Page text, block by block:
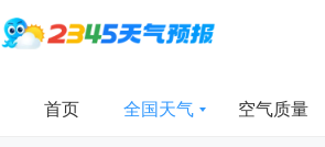
首页 全国天气 空气质量